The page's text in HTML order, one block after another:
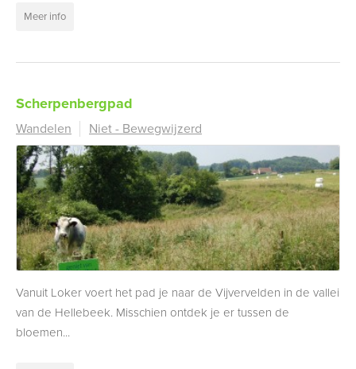
Meer info
Scherpenbergpad
Wandelen Niet - Bewegwijzerd
Vanuit Loker voert het pad je naar de Vijvervelden in de vallei
van de Hellebeek. Misschien ontdek je er tussen de
bloemen...